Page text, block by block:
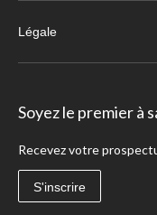
Légale
Soyez le premier à
Recevez votre
S'inscrire